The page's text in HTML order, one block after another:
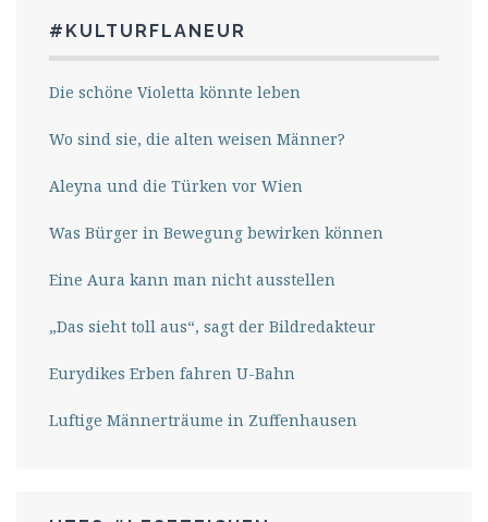
#KULTURFLANEUR
Die schöne Violetta könnte leben
Wo sind sie, die alten weisen Männer?
Aleyna und die Türken vor Wien
Was Bürger in Bewegung bewirken können
Eine Aura kann man nicht ausstellen
„Das sieht toll aus“, sagt der Bildredakteur
Eurydikes Erben fahren U-Bahn
Luftige Männerträume in Zuffenhausen